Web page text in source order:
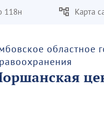
118н Карта
областное